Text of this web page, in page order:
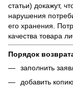
статьи) докажут,
нарушения
его хранения.
качества товара
Порядок
заполнить
добавить